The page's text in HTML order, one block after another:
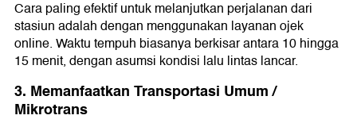
Cara paling efektif untuk melanjutkan perjalanan dari
stasiun adalah dengan menggunakan layanan ojek
online. Waktu tempuh biasanya berkisar antara 10 hingga
15 menit, dengan asumsi kondisi lalu lintas lancar.
3. Memanfaatkan Transportasi Umum /
Mikrotrans